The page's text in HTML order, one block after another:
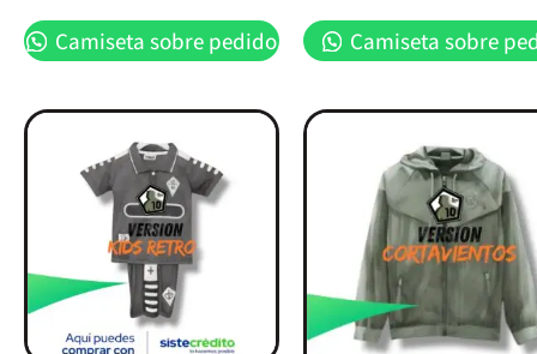
Camiseta sobre pedido Camiseta sobre